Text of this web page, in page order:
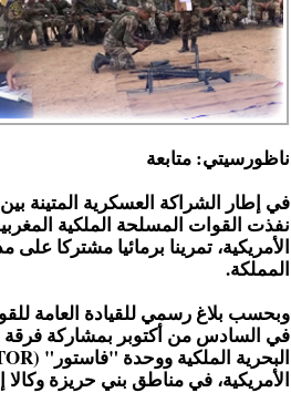
ناظورسيتي: متابعة
في إطار الشراكة العسكرية المتينة
نفذت القوات المسلحة الملكية
الأمريكية، تمرينا برمائيا مشتركا
المملكة.
وبحسب بلاغ رسمي للقيادة العامة
في السادس من أكتوبر بمشاركة فرقة
الأمريكية، في مناطق بني حريزة